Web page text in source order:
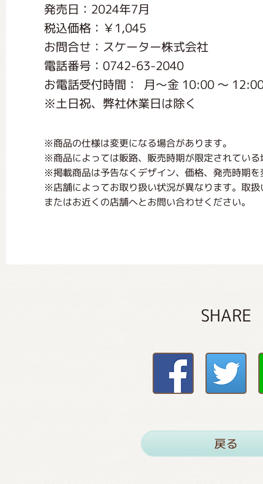
発売日：2024年7月
税込価格：￥1,045
お問合せ：スケーター株式会社
電話番号：0742-63-2040
お電話受付時間： 月〜金 10:00 〜
※土日祝、弊社休業日は除く
※商品の仕様は変更になる場合があります。
※商品によっては販路、販売時期が限定されてい
※掲載商品は予告なくデザイン、価格、発売時期
※店舗によってお取り扱い状況が異なります。取
またはお近くの店舗へとお問い合わせください。
SHARE
戻る
くまのがっこう 家庭科部